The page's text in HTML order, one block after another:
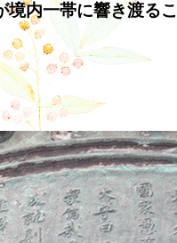
境内一帯に響き渡る